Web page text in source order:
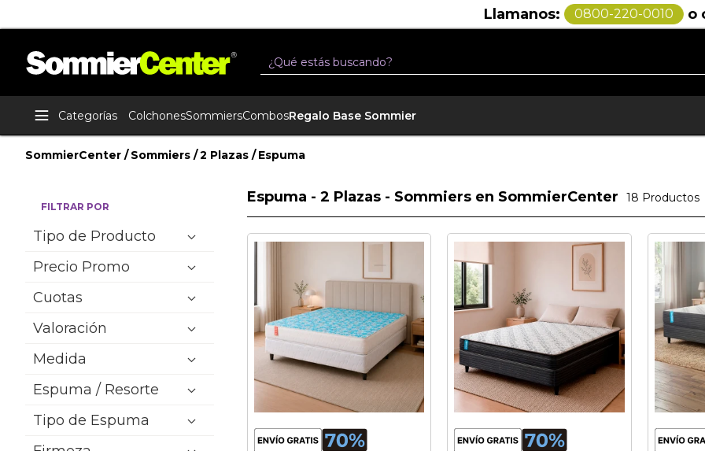
0800-220-0010 o chateá por
Categorías ColchonesSommiersCombosRegalo Base Sommier
SommierCenter Sommiers 2 Plazas Espuma
Espuma Espuma - 2 Plazas - Sommiers en SommierCenter 18 Productos
FILTRAR POR
Tipo de Producto
Precio Promo
Cuotas
Valoración
Medida
Espuma / Resorte
Tipo de Espuma